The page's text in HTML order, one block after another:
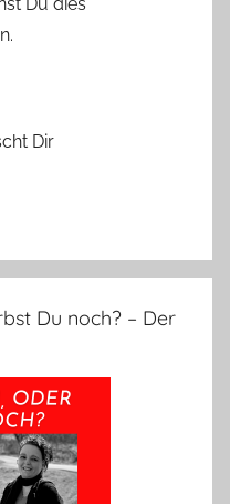
Dir
Du noch? – Der